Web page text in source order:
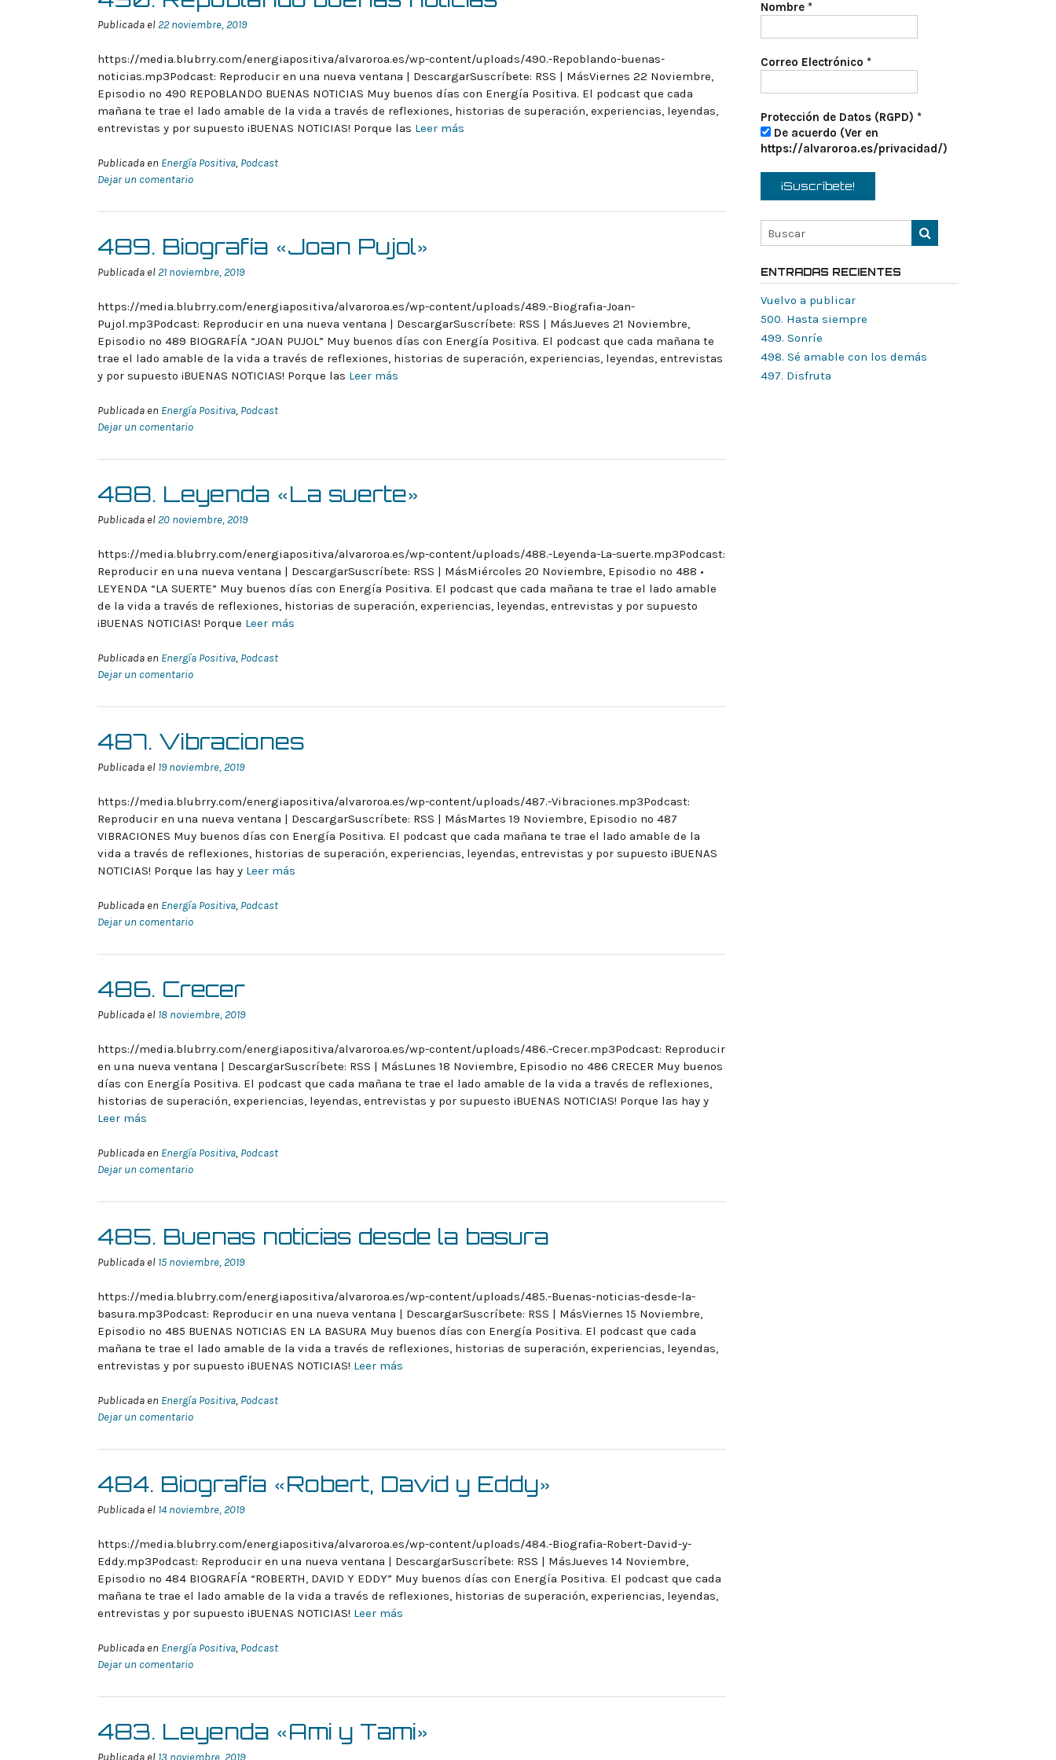
Publicada el22 noviembre, 2019
https://media.blubrry.com/energiapositiva/alvaroroa.es/wp-content/uploads/490.-Repoblando-buenas-
noticias.mp3Podcast: Reproducir en una nueva ventana | DescargarSuscríbete: RSS | MásViernes 22 Noviembre,
Episodio nº 490 REPOBLANDO BUENAS NOTICIAS Muy buenos días con Energía Positiva. El podcast que cada
mañana te trae el lado amable de la vida a través de reflexiones, historias de superación, experiencias, leyendas,
entrevistas y por supuesto ¡BUENAS NOTICIAS! Porque las Leer más
Publicada en Energía Positiva, Podcast
Dejar un comentario
489. Biografía «Joan Pujol»
Publicada el21 noviembre, 2019
https://media.blubrry.com/energiapositiva/alvaroroa.es/wp-content/uploads/489.-Biografia-Joan-
Pujol.mp3Podcast: Reproducir en una nueva ventana | DescargarSuscríbete: RSS | MásJueves 21 Noviembre,
Episodio nº 489 BIOGRAFÍA “JOAN PUJOL” Muy buenos días con Energía Positiva. El podcast que cada mañana te
trae el lado amable de la vida a través de reflexiones, historias de superación, experiencias, leyendas, entrevistas
y por supuesto ¡BUENAS NOTICIAS! Porque las Leer más
Publicada en Energía Positiva, Podcast
Dejar un comentario
488. Leyenda «La suerte»
Publicada el20 noviembre, 2019
https://media.blubrry.com/energiapositiva/alvaroroa.es/wp-content/uploads/488.-Leyenda-La-suerte.mp3Podcast:
Reproducir en una nueva ventana | DescargarSuscríbete: RSS | MásMiércoles 20 Noviembre, Episodio nº 488 •
LEYENDA “LA SUERTE” Muy buenos días con Energía Positiva. El podcast que cada mañana te trae el lado amable
de la vida a través de reflexiones, historias de superación, experiencias, leyendas, entrevistas y por supuesto
¡BUENAS NOTICIAS! Porque Leer más
Publicada en Energía Positiva, Podcast
Dejar un comentario
487. Vibraciones
Publicada el 19 noviembre, 2019
https://media.blubrry.com/energiapositiva/alvaroroa.es/wp-content/uploads/487.-Vibraciones.mp3Podcast:
Reproducir en una nueva ventana | DescargarSuscríbete: RSS | MásMartes 19 Noviembre, Episodio nº 487
VIBRACIONES Muy buenos días con Energía Positiva. El podcast que cada mañana te trae el lado amable de la
vida a través de reflexiones, historias de superación, experiencias, leyendas, entrevistas y por supuesto ¡BUENAS
NOTICIAS! Porque las hay y Leer más
Publicada en Energía Positiva, Podcast
Dejar un comentario
486. Crecer
Publicada el 18 noviembre, 2019
https://media.blubrry.com/energiapositiva/alvaroroa.es/wp-content/uploads/486.-Crecer.mp3Podcast: Reproducir
en una nueva ventana | DescargarSuscríbete: RSS | MásLunes 18 Noviembre, Episodio nº 486 CRECER Muy buenos
días con Energía Positiva. El podcast que cada mañana te trae el lado amable de la vida a través de reflexiones,
historias de superación, experiencias, leyendas, entrevistas y por supuesto ¡BUENAS NOTICIAS! Porque las hay y
Leer más
Publicada en Energía Positiva, Podcast
Dejar un comentario
485. Buenas noticias desde la basura
Publicada el 15 noviembre, 2019
https://media.blubrry.com/energiapositiva/alvaroroa.es/wp-content/uploads/485.-Buenas-noticias-desde-la-
basura.mp3Podcast: Reproducir en una nueva ventana | DescargarSuscríbete: RSS | MásViernes 15 Noviembre,
Episodio nº 485 BUENAS NOTICIAS EN LA BASURA Muy buenos días con Energía Positiva. El podcast que cada
mañana te trae el lado amable de la vida a través de reflexiones, historias de superación, experiencias, leyendas,
entrevistas y por supuesto ¡BUENAS NOTICIAS! Leer más
Publicada en Energía Positiva, Podcast
Dejar un comentario
484. Biografía «Robert, David y Eddy»
Publicada el 14 noviembre, 2019
https://media.blubrry.com/energiapositiva/alvaroroa.es/wp-content/uploads/484.-Biografia-Robert-David-y-
Eddy.mp3Podcast: Reproducir en una nueva ventana | DescargarSuscríbete: RSS | MásJueves 14 Noviembre,
Episodio nº 484 BIOGRAFÍA “ROBERTH, DAVID Y EDDY” Muy buenos días con Energía Positiva. El podcast que cada
mañana te trae el lado amable de la vida a través de reflexiones, historias de superación, experiencias, leyendas,
entrevistas y por supuesto ¡BUENAS NOTICIAS! Leer más
Publicada en Energía Positiva, Podcast
Dejar un comentario
483. Leyenda «Ami y Tami»
Publicada el 13 noviembre, 2019
Nombre *
Correo Electrónico *
Protección de Datos (RGPD) *
De acuerdo (Ver en
https://alvaroroa.es/privacidad/)
ENTRADAS RECIENTES
Vuelvo a publicar
500. Hasta siempre
499. Sonríe
498. Sé amable con los demás
497. Disfruta